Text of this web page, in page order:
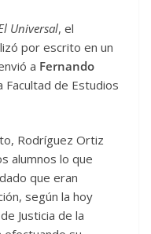
Universal, el
por escrito en un
a Fernando
Facultad de Estudios
Rodríguez Ortiz
alumnos lo que
que eran
según la hoy
Justicia de la